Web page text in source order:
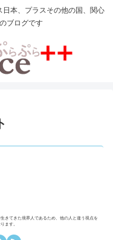
日本、プラスその他の国、関心
ブログです
きてきた境界人であるため、他の人と違う視点を
ます。